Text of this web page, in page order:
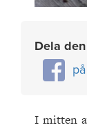
Dela
I mitten